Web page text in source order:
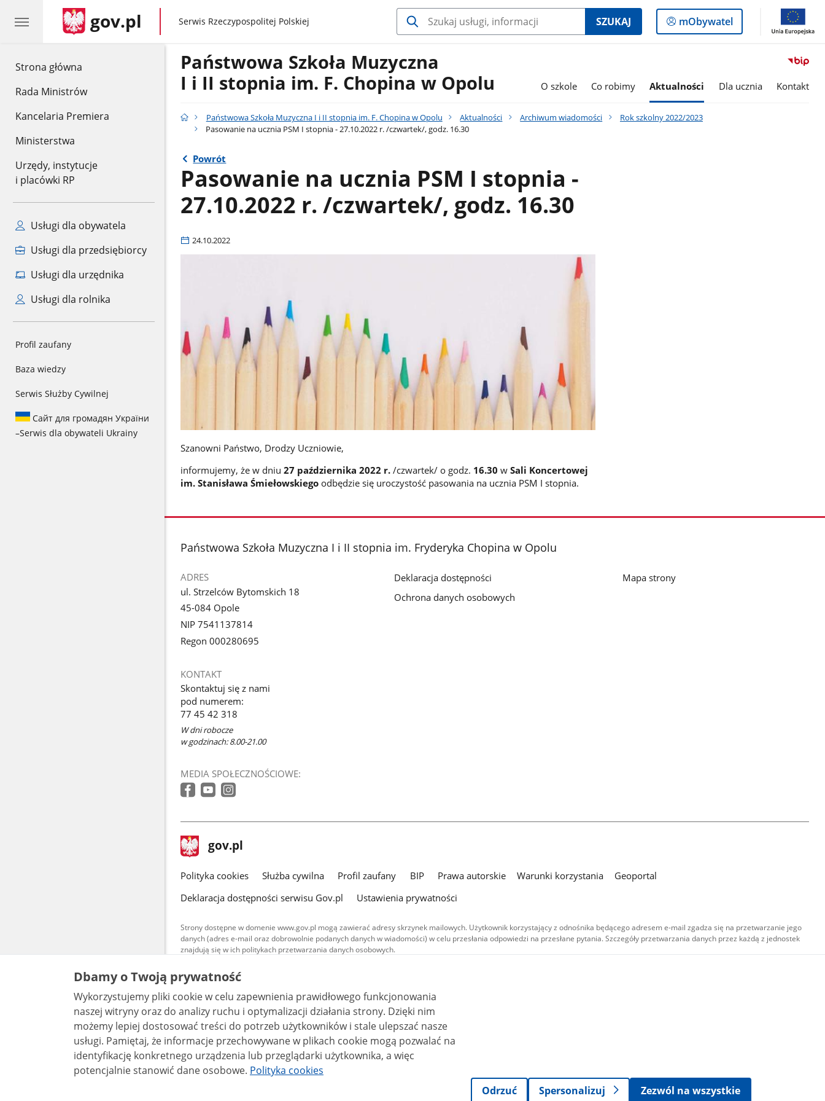
Strona główna
Rada Ministrów
Kancelaria Premiera
Ministerstwa
Urzędy, instytucje
i placówki RP
Usługi dla obywatela
Usługi dla przedsiębiorcy
Usługi dla urzędnika
Usługi dla rolnika
Profil zaufany
Baza wiedzy
Serwis Służby Cywilnej
Сайт для громадян України
–Serwis dla obywateli Ukrainy
gov.pl gov.pl
Serwis Rzeczypospolitej Polskiej SZUKAJ
Logowanie
do
mObywatel
Państwowa Szkoła Muzyczna
I i II stopnia im. F. Chopina w Opolu
O szkole Co robimy Aktualności Dla ucznia Kontakt
Państwowa Szkoła Muzyczna I i II stopnia im. F. Chopina w Opolu Aktualności Archiwum wiadomości
Rok szkolny 2022/2023
Pasowanie na ucznia PSM I stopnia - 27.10.2022 r. /czwartek/, godz. 16.30
Powrót
Pasowanie na ucznia PSM I stopnia -
27.10.2022 r. /czwartek/, godz. 16.30
24.10.2022
Szanowni Państwo, Drodzy Uczniowie,
informujemy, że w dniu 27 października 2022 r. /czwartek/ o godz. 16.30 w Sali Koncertowej
im. Stanisława Śmiełowskiegoodbędzie się uroczystość pasowania na ucznia PSM I stopnia.
stopka
Państwowa Szkoła Muzyczna I i II stopnia im. Fryderyka Chopina w Opolu
ADRES
ul. Strzelców Bytomskich 18
45-084 Opole
NIP 7541137814
Regon 000280695
KONTAKT
Skontaktuj się z nami
pod numerem:
77 45 42 318
W dni robocze
w godzinach: 8.00-21.00
MEDIA SPOŁECZNOŚCIOWE:
Deklaracja dostępności
Ochrona danych osobowych
Mapa strony
stopka
gov.pl Strona
gov.pl
gov.pl
Polityka cookies Służba cywilna Profil zaufany BIP Prawa autorskie Warunki korzystania
Geoportal
Deklaracja dostępności serwisu Gov.pl
Ustawienia prywatności
Strony dostępne w domenie www.gov.pl mogą zawierać adresy skrzynek mailowych. Użytkownik korzystający z odnośnika będącego adresem e-mail zgadza się na przetwarzanie jego
danych (adres e-mail oraz dobrowolnie podanych danych w wiadomości) w celu przesłania odpowiedzi na przesłane pytania. Szczegóły przetwarzania danych przez każdą z jednostek
znajdują się w ich politykach przetwarzania danych osobowych.
Treści tekstowe publikowane w serwisie (z wyłączeniem treści audiowizualnych), są
udostępniane na licencji typu Creative Commons: uznanie autorstwa - na tych samych
warunkach 4.0 (CC BY-SA 4.0). Materiały audiowizualne, w tym zdjęcia, materiały audio i wideo,
są udostępniane na licencji typu Creative Commons: uznanie autorstwa użycie niekomercyjne -
bez utworów zależnych 4.0 (CC BY-NC-ND 4.0), o ile nie jest to stwierdzone inaczej.
Dbamy o Twoją prywatność
Wykorzystujemy pliki cookie w celu zapewnienia prawidłowego funkcjonowania
naszej witryny oraz do analizy ruchu i optymalizacji działania strony. Dzięki nim
możemy lepiej dostosować treści do potrzeb użytkowników i stale ulepszać nasze
usługi. Pamiętaj, że informacje przechowywane w plikach cookie mogą pozwalać na
identyfikację konkretnego urządzenia lub przeglądarki użytkownika, a więc
potencjalnie stanowić dane osobowe. Polityka cookies
Odrzuć
Spersonalizuj Zezwól na wszystkie